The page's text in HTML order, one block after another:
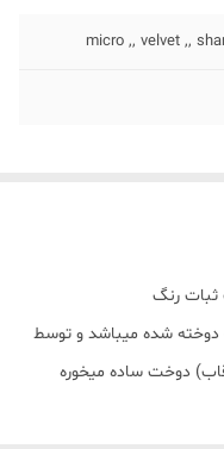
micro ,, velvet ,,
ثبات رنگ
دوخته شده میباشد و توسط